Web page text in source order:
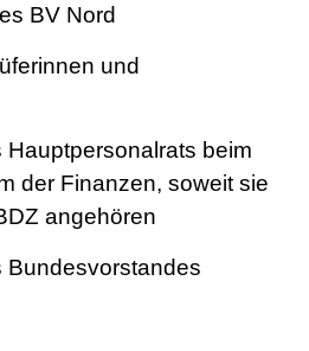
BV Nord
und
Hauptpersonalrats beim
der Finanzen, soweit sie
angehören
Bundesvorstandes